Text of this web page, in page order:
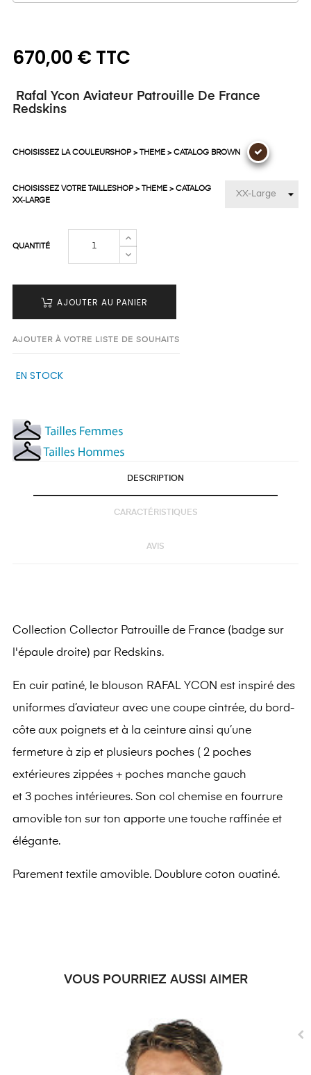
670,00 € TTC
Rafal Ycon Aviateur Patrouille De France
Redskins
CHOISISSEZ LA COULEURSHOP > THEME > CATALOG BROWN
CHOISISSEZ VOTRE TAILLESHOP > THEME > CATALOG
XX-LARGE
QUANTITÉ
AJOUTER AU PANIER
AJOUTER À VOTRE LISTE DE SOUHAITS
EN STOCK
DESCRIPTION
CARACTÉRISTIQUES
AVIS
Collection Collector Patrouille de France (badge sur
l'épaule droite) par Redskins.
En cuir patiné, le blouson RAFAL YCON est inspiré des
uniformes d’aviateur avec une coupe cintrée, du bord-
côte aux poignets et à la ceinture ainsi qu’une
fermeture à zip et plusieurs poches ( 2 poches
extérieures zippées + poches manche gauch
et 3 poches intérieures. Son col chemise en fourrure
amovible ton sur ton apporte une touche raffinée et
élégante.
Parement textile amovible. Doublure coton ouatiné.
VOUS POURRIEZ AUSSI AIMER